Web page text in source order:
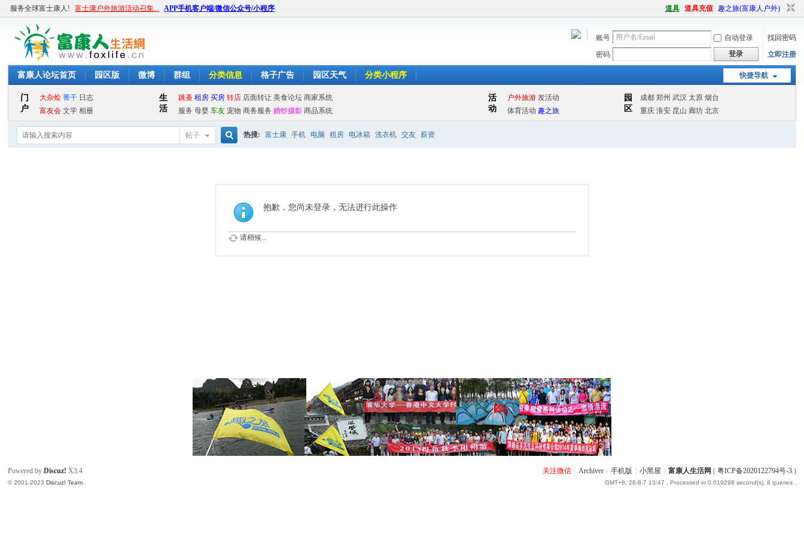
服务全球富士康人! 富士康户外旅游活动召集... APP手机客户端/微信公众号/小程序 道具 道具充值 趣之旅(富康人户外)
账号 自动登录
找回密码
密码
登录 立即注册
快捷导航
富康人论坛首页 园区版 微博 群组 分类信息 格子广告 园区天气 分类小程序
帖子 热搜: 富士康 手机 电脑 租房 电冰箱 洗衣机 交友 薪资
抱歉，您尚未登录，无法进行此操作
请稍候...
关注微信 Archiver 手机版 小黑屋 富康人生活网 ( 粤ICP备2020122794号-3)
GMT+8, 26-8-7 13:47 , Processed in 0.019298 second(s), 8 queries .
Powered byDiscuz! X3.4
© 2001-2023Discuz! Team